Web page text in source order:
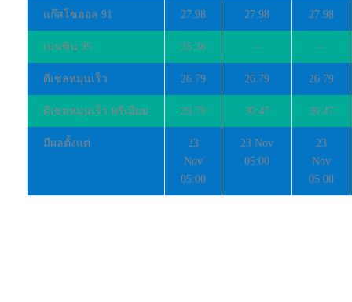
แก๊สโซฮอล 91 27.98 27.98 27.98
เบนซิน 95 35.36 – –
ดีเซลหมุนเร็ว 26.79 26.79 26.79
ดีเซลหมุนเร็ว พรีเมียม 29.79 30.47 30.47
มีผลตั้งแต่
23
Nov
05:00
23 Nov
05:00
23
Nov
05:00